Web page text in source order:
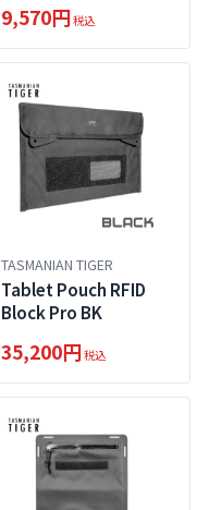
9,570円税込
TASMANIAN TIGER
Tablet Pouch RFID
Block Pro BK
35,200円税込